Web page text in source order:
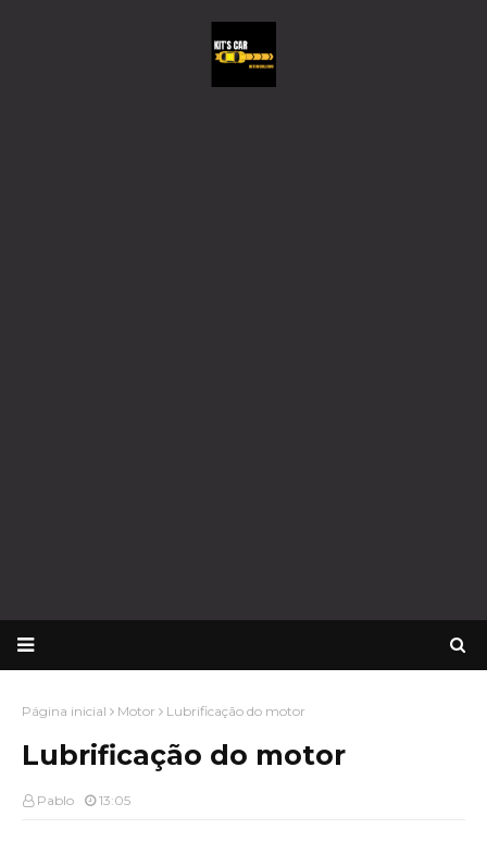
Página inicial Motor Lubrificação do motor
Lubrificação do motor
Pablo 13:05